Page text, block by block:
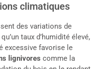
climatiques
des variations de
taux d’humidité élevé,
excessive favorise le
lignivores comme la